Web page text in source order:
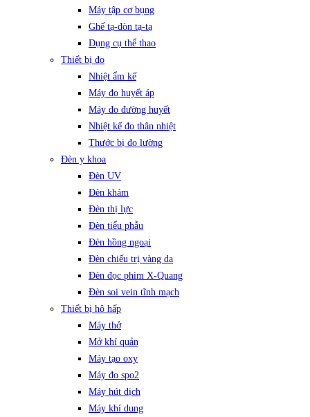
Máy tập cơ bụng
Ghế tạ-đòn tạ-tạ
Dụng cụ thể thao
Thiết bị đo
Nhiệt ẩm kế
Máy đo huyết áp
Máy đo đường huyết
Nhiệt kế đo thân nhiệt
Thước bị đo lường
Đèn y khoa
Đèn UV
Đèn khám
Đèn thị lực
Đèn tiểu phẫu
Đèn hồng ngoại
Đèn chiếu trị vàng da
Đèn đọc phim X-Quang
Đèn soi vein tĩnh mạch
Thiết bị hô hấp
Máy thở
Mở khí quản
Máy tạo oxy
Máy đo spo2
Máy hút dịch
Máy khí dung